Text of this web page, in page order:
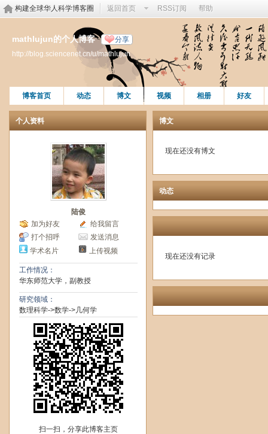
构建全球华人科学博客圈 返回首页 RSS订阅 帮助
mathlujun的个人博客 分享
http://blog.sciencenet.cn/u/mathlujun
博客首页 动态 博文 视频 相册 好友
个人资料
陆俊
加为好友
给我留言
打个招呼
发送消息
学术名片
上传视频
工作情况：
华东师范大学，副教授
研究领域：
数理科学->数学->几何学
扫一扫，分享此博客主页
博文
现在还没有博文
动态
现在还没有记录